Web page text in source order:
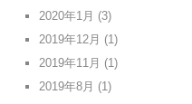
2020年1月 (3)
2019年12月 (1)
2019年11月 (1)
2019年8月 (1)